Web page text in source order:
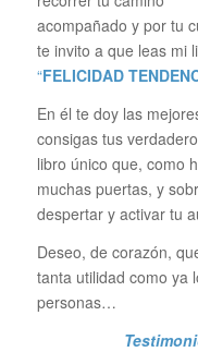
acompañado y por tu
te invito a que leas mi
“FELICIDAD
En él te doy las
consigas tus
libro único que, como
muchas puertas, y
despertar y activar tu
Deseo, de corazón,
tanta utilidad como ya
personas…